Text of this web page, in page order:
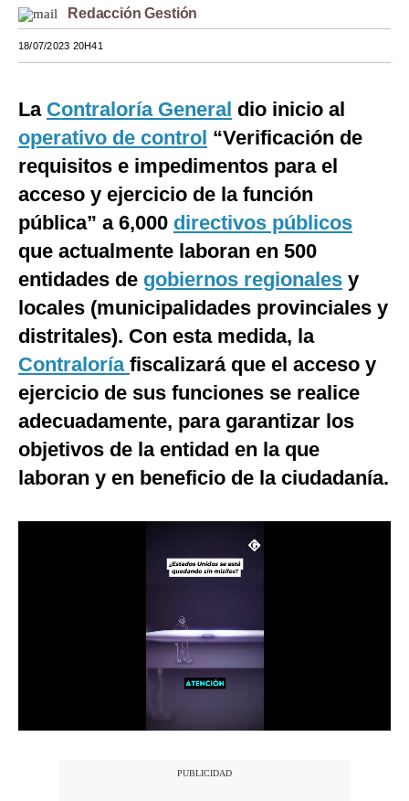
Moda
Estilos
EEUU
España
Internacional
Tecnología
Club del Suscriptor
Mix
G de Gestión
Notas Contratadas
Podcast
Gestión TV
Videos
Redacción Gestión
18/07/2023 20H41
La Contraloría General dio inicio al
operativo de control “Verificación de
requisitos e impedimentos para el
acceso y ejercicio de la función
pública” a 6,000 directivos públicos
que actualmente laboran en 500
entidades de gobiernos regionales y
locales (municipalidades provinciales y
distritales). Con esta medida, la
Contraloría fiscalizará que el acceso y
ejercicio de sus funciones se realice
adecuadamente, para garantizar los
objetivos de la entidad en la que
laboran y en beneficio de la ciudadanía.